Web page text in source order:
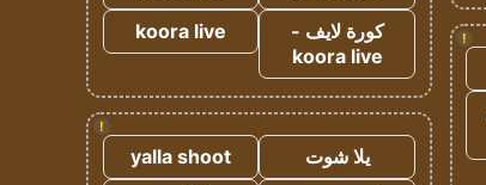
!
كورة لايف -
koora live
koora live
!
يلا شوت
yalla shoot